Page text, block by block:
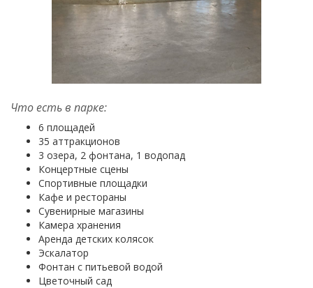
Что есть в парке:
6 площадей
35 аттракционов
3 озера, 2 фонтана, 1 водопад
Концертные сцены
Спортивные площадки
Кафе и рестораны
Сувенирные магазины
Камера хранения
Аренда детских колясок
Эскалатор
Фонтан с питьевой водой
Цветочный сад